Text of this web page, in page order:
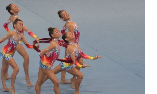
*
mi nombre, correo electrónico y web
navegador para la próxima vez que